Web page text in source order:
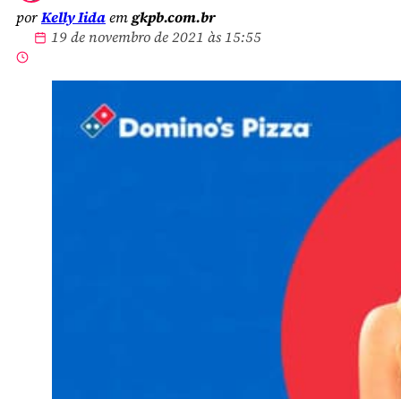
porKelly Iidaemgkpb.com.br
19 de novembro de 2021 às 15:55